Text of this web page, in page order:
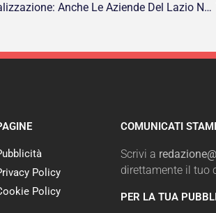
Covid19 E Digitalizzazione: Anche Le Aziende Del Lazio Non Si Arrendono
Policy
Policy
COMUNICATI
Scrivi a
direttamente il tuo
PER LA TUA